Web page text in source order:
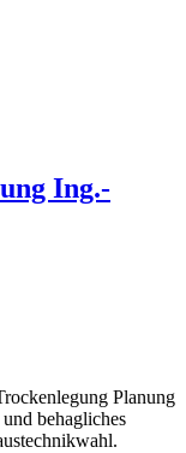
Ing.-
Planung
behagliches